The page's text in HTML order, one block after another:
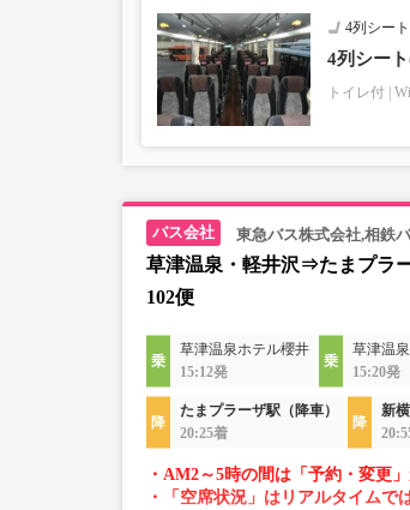
4列シート
4列シー
トイレ付
東急バス株式会社,相鉄
草津温泉・軽井沢⇒たまプラ
102便
草津温泉ホテル櫻井
15:12発
草津温
15:20発
たまプラーザ駅（降車）
20:25着
新
・AM2～5時の間は「予約・変更」
・「空席状況」はリアルタイムで